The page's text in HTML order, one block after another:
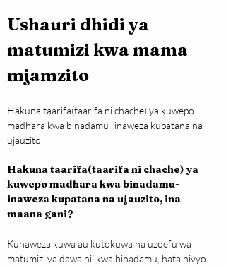
Ushauri dhidi ya
matumizi kwa mama
mjamzito
Hakuna taarifa(taarifa ni chache) ya kuwepo
madhara kwa binadamu- inaweza kupatana na
ujauzito
Hakuna taarifa(taarifa ni chache) ya
kuwepo madhara kwa binadamu-
inaweza kupatana na ujauzito, ina
maana gani?
Kunaweza kuwa au kutokuwa na uzoefu wa
matumizi ya dawa hii kwa binadamu, hata hivyo